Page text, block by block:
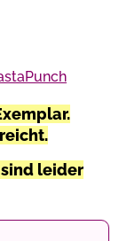
leider